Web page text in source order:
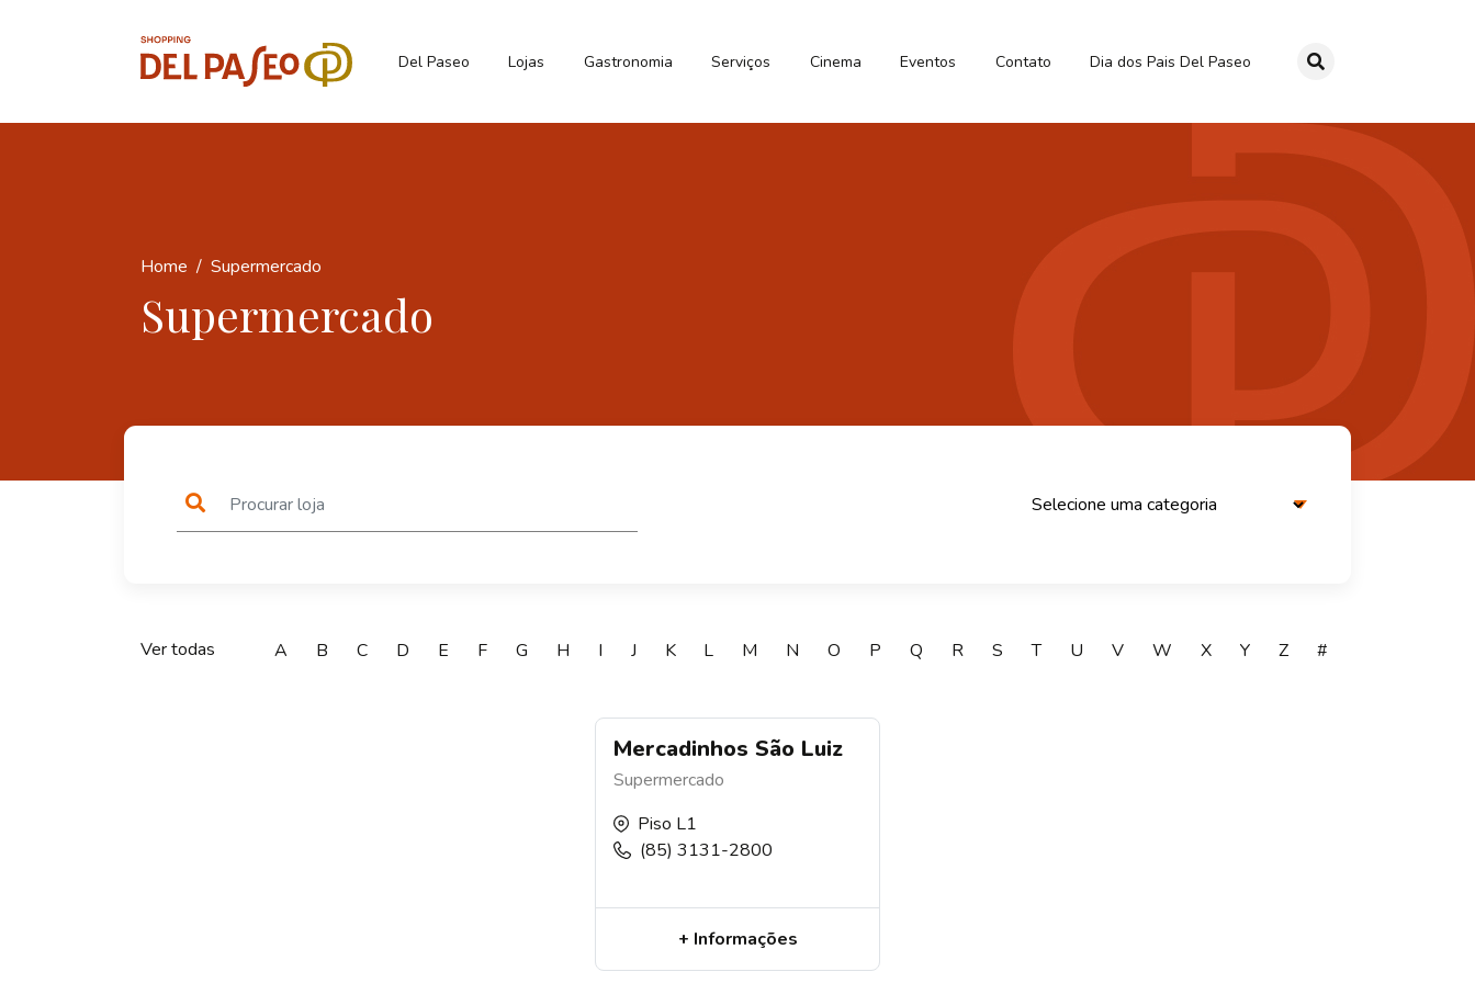
Del Paseo Lojas Gastronomia Serviços Cinema Eventos Contato Dia dos Pais Del Paseo
Home Supermercado
Supermercado
Ver todas
Mercadinhos São Luiz
Supermercado
Piso L1
(85) 3131-2800
+ Informações